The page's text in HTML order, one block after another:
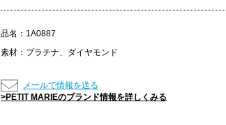
品名： 1A0887
素材： プラチナ、ダイヤモンド
メールで情報を送る
>PETIT MARIEのブランド情報を詳しくみる